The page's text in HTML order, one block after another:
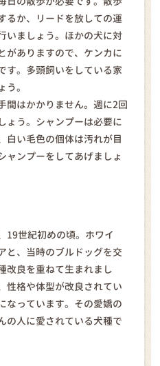
るか、リードを放しての運
いましょう。ほかの犬に対
がありますので、ケンカに
す。多頭飼いをしている家
。
間はかかりません。週に2回
ょう。シャンプーは必要に
白い毛色の個体は汚れが目
ャンプーをしてあげましょ
19世紀初めの頃。ホワイ
と、当時のブルドッグを交
改良を重ねて生まれまし
性格や体型が改良されてい
なっています。その愛嬌の
の人に愛されている犬種で